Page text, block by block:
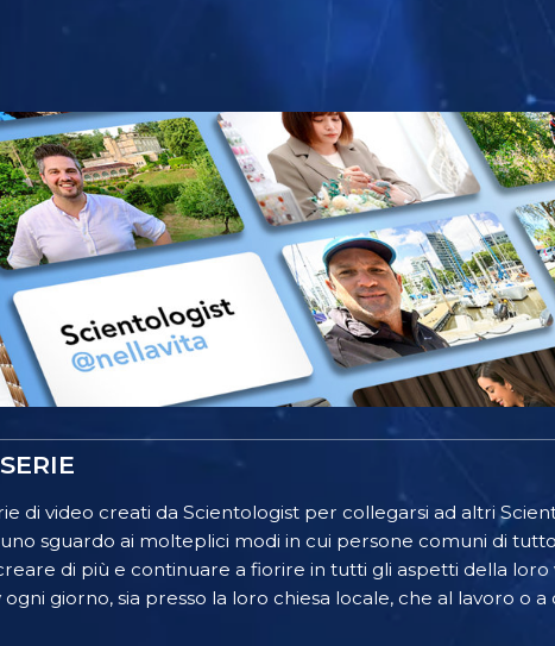
di video creati da Scientologist per collegarsi ad altri
sguardo ai molteplici modi in cui persone comuni di
di più e continuare a fiorire in tutti gli aspetti della
giorno, sia presso la loro chiesa locale, che al lavoro o a